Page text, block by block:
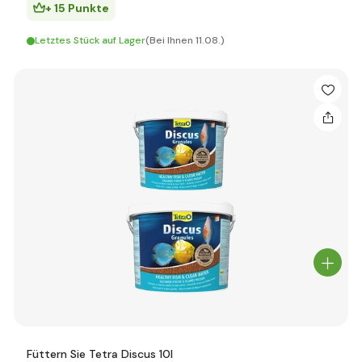
+ 15 Punkte
Letztes Stück auf Lager(Bei Ihnen 11.08.)
Füttern Sie Tetra Discus 10l